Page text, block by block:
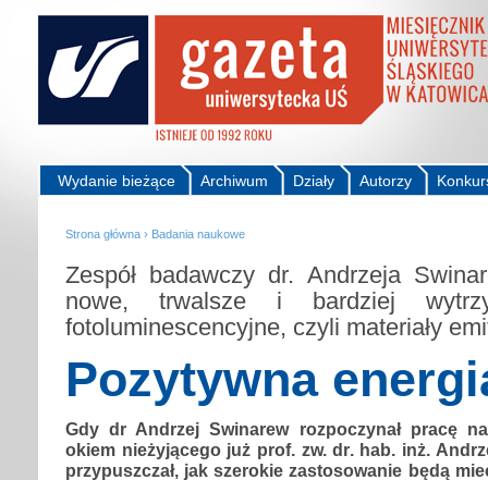
Autorzy
Działy
Archiwum
Wydanie bieżące
Strona główna › Badania naukowe
Zespół badawczy dr. Andrzeja
nowe, trwalsze i bardziej
fotoluminescencyjne, czyli materiały
Pozytywna
Gdy dr Andrzej Swinarew rozpoczynał pracę
okiem nieżyjącego już prof. zw. dr. hab. inż.
przypuszczał, jak szerokie zastosowanie będą